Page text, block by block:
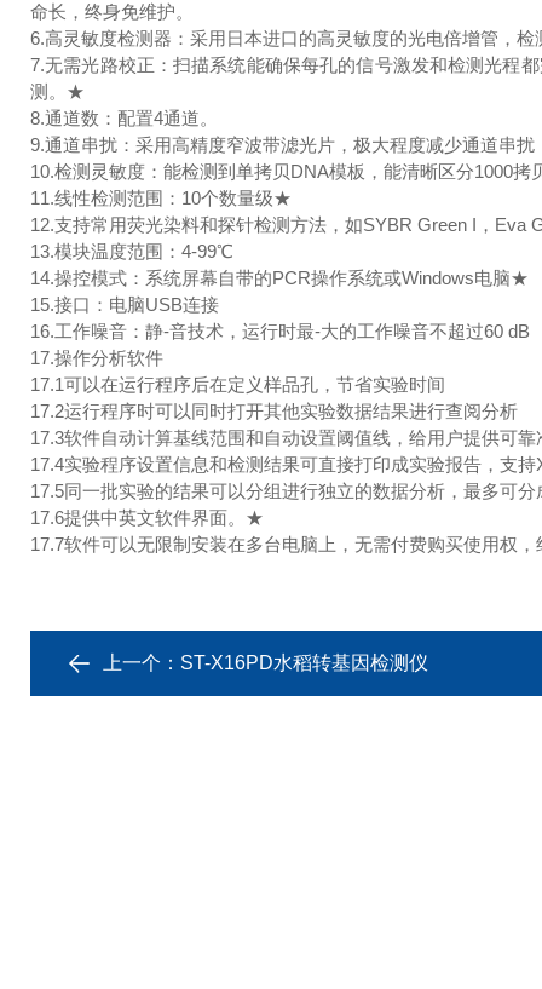
命长，终身免维护。
6.高灵敏度检测器：采用日本进口的高灵敏度的光电倍增管，检
7.无需光路校正：扫描系统能确保每孔的信号激发和检测光程
测。★
8.通道数：配置4通道。
9.通道串扰：采用高精度窄波带滤光片，极大程度减少通道串
10.检测灵敏度：能检测到单拷贝DNA模板，能清晰区分1000拷
11.线性检测范围：10个数量级★
12.支持常用荧光染料和探针检测方法，如SYBR Green I，Eva
13.模块温度范围：4-99℃
14.操控模式：系统屏幕自带的PCR操作系统或Windows电脑★
15.接口：电脑USB连接
16.工作噪音：静-音技术，运行时最-大的工作噪音不超过60 dB
17.操作分析软件
17.1可以在运行程序后在定义样品孔，节省实验时间
17.2运行程序时可以同时打开其他实验数据结果进行查阅分析
17.3软件自动计算基线范围和自动设置阈值线，给用户提供可
17.4实验程序设置信息和检测结果可直接打印成实验报告，支
17.5同一批实验的结果可以分组进行独立的数据分析，最多可分
17.6提供中英文软件界面。★
17.7软件可以无限制安装在多台电脑上，无需付费购买使用权
上一个： ST-X16PD水稻转基因检测仪